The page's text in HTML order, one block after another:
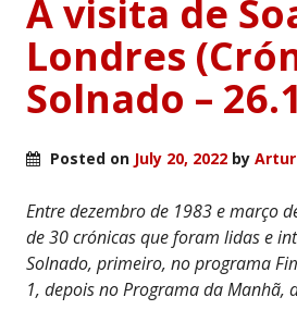
A visita de
Londres
Solnado –
Posted on July 20, 2022 by Artur
Entre dezembro de 1983 e março
de 30 crónicas que foram lidas e
Solnado, primeiro, no programa
1, depois no Programa da Manhã,